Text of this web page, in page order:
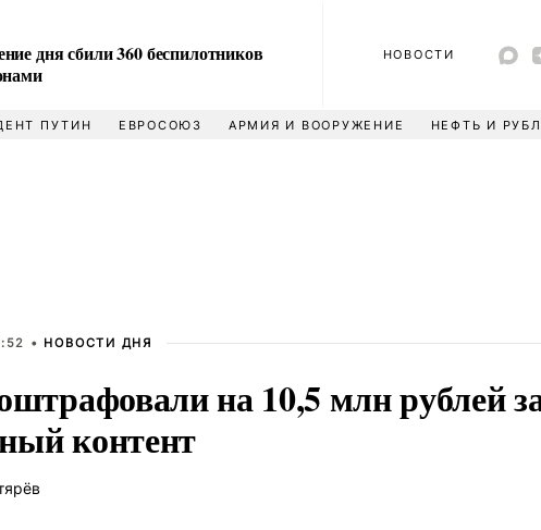
дня сбили 360 беспилотников
НОВОСТИ
ПУТИН ЕВРОСОЮЗ АРМИЯ И ВООРУЖЕНИЕ НЕФТЬ И
• НОВОСТИ ДНЯ
на 10,5 млн рублей
контент